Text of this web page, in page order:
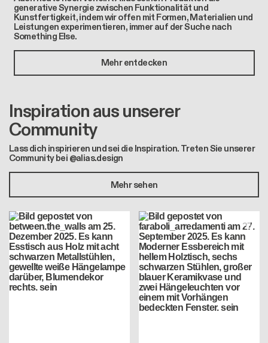
generative Synergie zwischen Funktionalität und
Kunstfertigkeit, indem wir offen mit Formen, Materialien und
Leistungen experimentieren, immer auf der Suche nach
Something Else.
Mehr entdecken
Inspiration aus unserer
Community
Lass dich inspirieren und sei die Inspiration. Treten Sie unserer
Community bei @alias.design
Mehr sehen